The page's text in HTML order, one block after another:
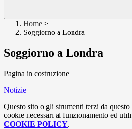
Home >
Soggiorno a Londra
Soggiorno a Londra
Pagina in costruzione
Notizie
Questo sito o gli strumenti terzi da
cookie necessari al funzionamento ed
COOKIE POLICY.